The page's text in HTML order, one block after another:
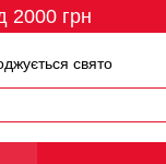
2000 грн
свято